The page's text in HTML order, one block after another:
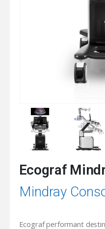
Ecograf
Mindray
Ecograf performant